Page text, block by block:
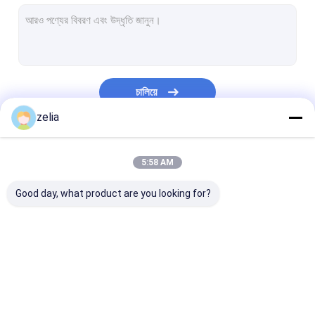
যানবাহনে লাগানো ড্রোন ডিটেক্টর
হ্যান্ডহেল্ড ড্রোন জ্যামার
চালিয়ে
zelia
5:58 AM
Good day, what product are you looking for?